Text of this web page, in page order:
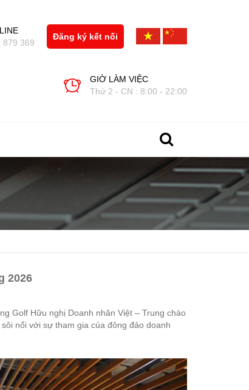
Đăng ký kết nối
879 369
GIỜ LÀM VIỆC
Thứ 2 - CN : 8:00 - 22:00
2026
Golf Hữu nghị Doanh nhân Việt – Trung chào
nổi với sự tham gia của đông đảo doanh